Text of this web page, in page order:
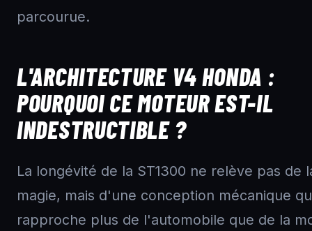
parcourue.
L'ARCHITECTURE V4 HONDA :
POURQUOI CE MOTEUR EST-IL
INDESTRUCTIBLE ?
La longévité de la ST1300 ne relève pas de
magie, mais d'une conception mécanique
rapproche plus de l'automobile que de la